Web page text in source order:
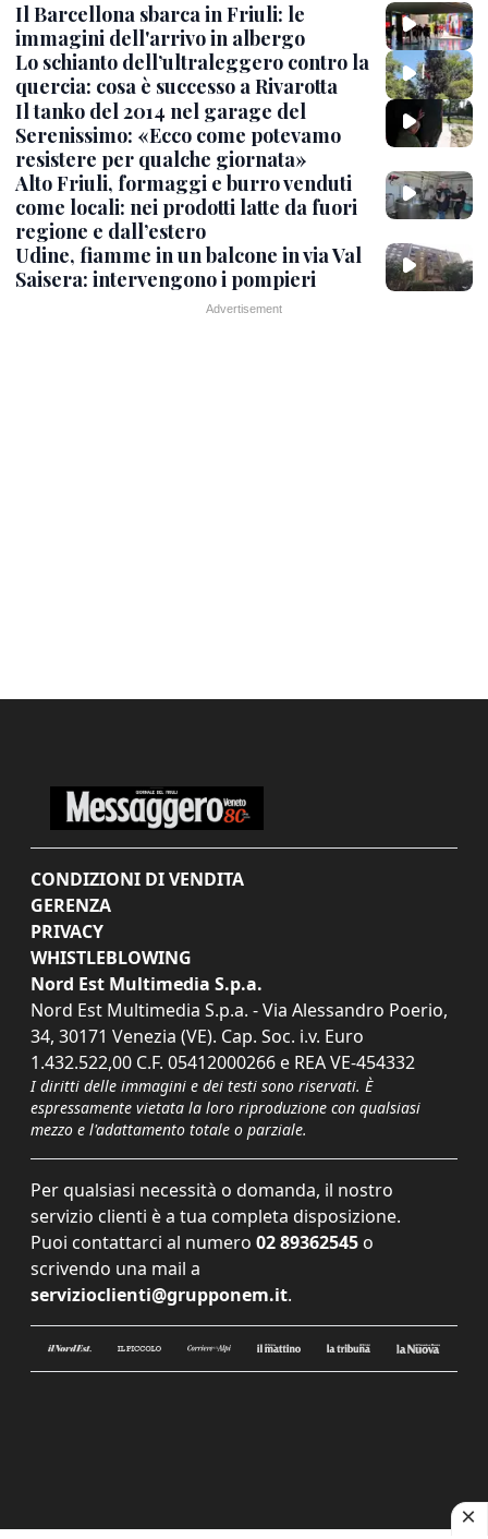
Il Barcellona sbarca in Friuli: le
immagini dell'arrivo in albergo
Lo schianto dell’ultraleggero contro la
quercia: cosa è successo a Rivarotta
Il tanko del 2014 nel garage del
Serenissimo: «Ecco come potevamo
resistere per qualche giornata»
Alto Friuli, formaggi e burro venduti
come locali: nei prodotti latte da fuori
regione e dall’estero
Udine, fiamme in un balcone in via Val
Saisera: intervengono i pompieri
CONDIZIONI DI VENDITA
GERENZA
PRIVACY
WHISTLEBLOWING
Nord Est Multimedia S.p.a.
Nord Est Multimedia S.p.a. - Via Alessandro Poerio,
34, 30171 Venezia (VE). Cap. Soc. i.v. Euro
1.432.522,00 C.F. 05412000266 e REA VE-454332
I diritti delle immagini e dei testi sono riservati. È
espressamente vietata la loro riproduzione con qualsiasi
mezzo e l'adattamento totale o parziale.
Per qualsiasi necessità o domanda, il nostro
servizio clienti è a tua completa disposizione.
Puoi contattarci al numero 02 89362545 o
scrivendo una mail a
servizioclienti@grupponem.it.